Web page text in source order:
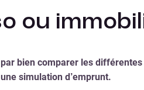
ou
bien comparer les
simulation d’emprunt.